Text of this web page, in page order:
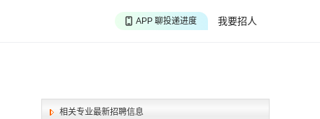
我要招人
APP 聊投递进度
相关专业最新招聘信息